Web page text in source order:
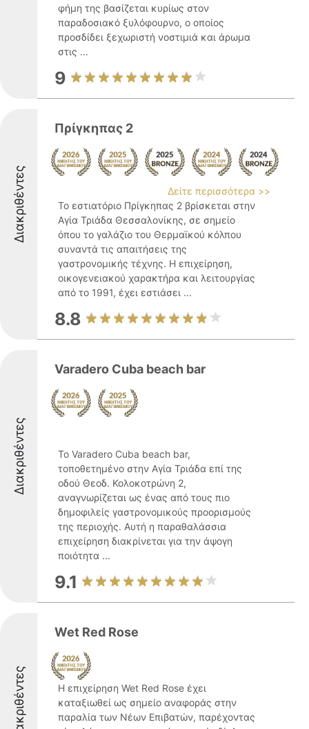
φήμη της βασίζεται κυρίως στον
παραδοσιακό ξυλόφουρνο, ο οποίος
προσδίδει ξεχωριστή νοστιμιά και άρωμα
στις ...
9
Διακριθέντες
Πρίγκηπας 2
Δείτε περισσότερα >>
Το εστιατόριο Πρίγκηπας 2 βρίσκεται στην
Αγία Τριάδα Θεσσαλονίκης, σε σημείο
όπου το γαλάζιο του Θερμαϊκού κόλπου
συναντά τις απαιτήσεις της
γαστρονομικής τέχνης. Η επιχείρηση,
οικογενειακού χαρακτήρα και λειτουργίας
από το 1991, έχει εστιάσει ...
8.8
Διακριθέντες
Varadero Cuba beach bar
Το Varadero Cuba beach bar,
τοποθετημένο στην Αγία Τριάδα επί της
οδού Θεοδ. Κολοκοτρώνη 2,
αναγνωρίζεται ως ένας από τους πιο
δημοφιλείς γαστρονομικούς προορισμούς
της περιοχής. Αυτή η παραθαλάσσια
επιχείρηση διακρίνεται για την άψογη
ποιότητα ...
9.1
Διακριθέντες
Wet Red Rose
Η επιχείρηση Wet Red Rose έχει
καταξιωθεί ως σημείο αναφοράς στην
παραλία των Νέων Επιβατών, παρέχοντας